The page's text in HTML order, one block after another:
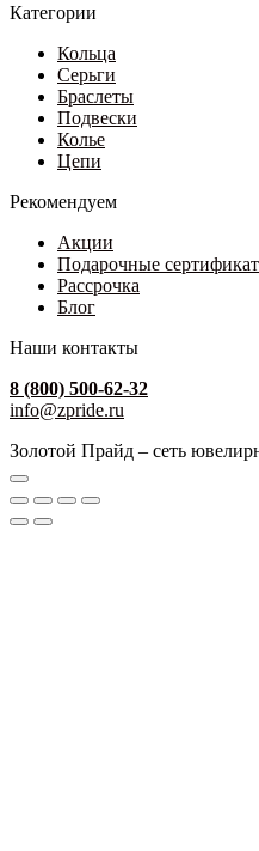
Категории
Кольца
Серьги
Браслеты
Подвески
Колье
Цепи
Рекомендуем
Акции
Подарочные
Рассрочка
Блог
Наши контакты
8 (800) 500-62-32
info@zpride.ru
Золотой Прайд – сеть